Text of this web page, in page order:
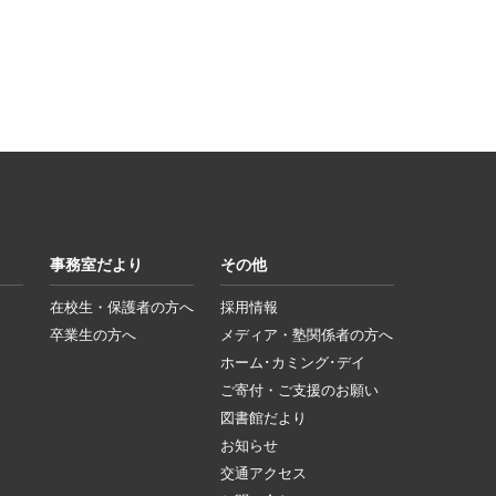
事務室だより
在校生・保護者の方へ
卒業生の方へ
その他
採用情報
メディア・塾関係者の方へ
ホーム･カミング･デイ
ご寄付・ご支援のお願い
図書館だより
お知らせ
交通アクセス